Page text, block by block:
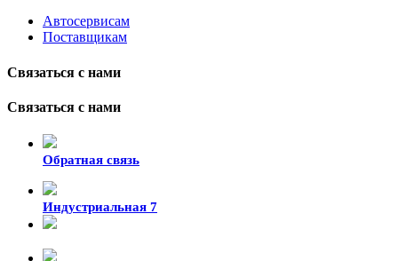
Автосервисам
Поставщикам
Связаться с нами
Связаться с нами
Обратная связь
Индустриальная 7